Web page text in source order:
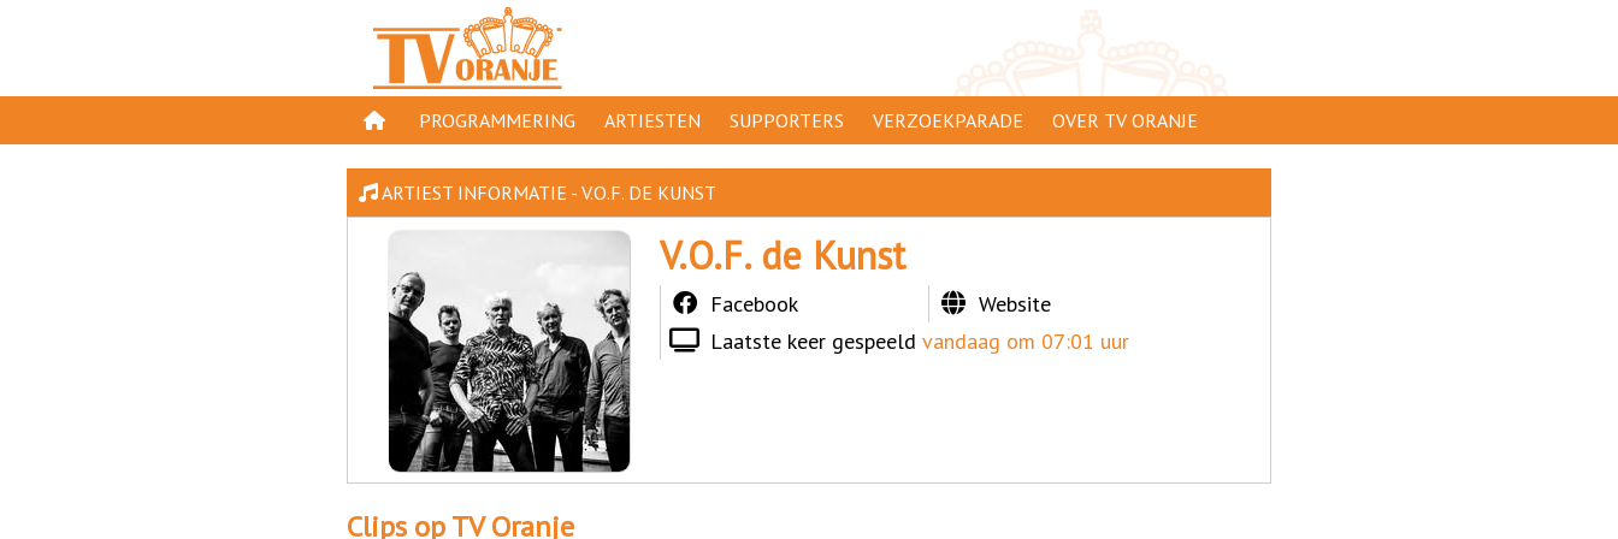
PROGRAMMERING
PROGRAMMA'S
GESPEELD OP TV ORANJE
TV ORANJE TOP 1000
11 VAN ORANJE
ARTIESTEN SUPPORTERS
SUPPORTERSACTIES
AANMELDEN
VERZOEKPARADE OVER TV ORANJE
WAAR TE ZIEN
CLIP INSTUREN
ARTIEST INFORMATIE - V.O.F. DE KUNST
V.O.F. de Kunst
Facebook
Website
Laatste keer gespeeld vandaag om 07:01 uur
Clips op TV Oranje